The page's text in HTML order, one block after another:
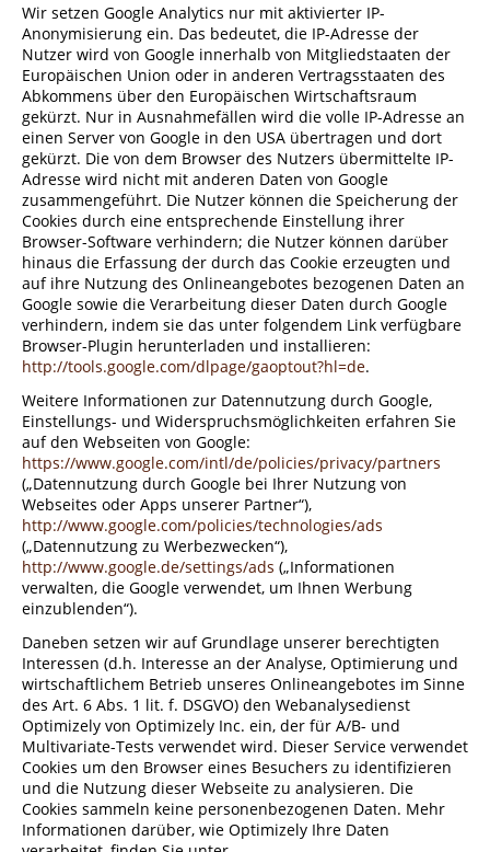
Wir setzen Google Analytics nur mit aktivierter IP-
Anonymisierung ein. Das bedeutet, die IP-Adresse der
Nutzer wird von Google innerhalb von Mitgliedstaaten der
Europäischen Union oder in anderen Vertragsstaaten des
Abkommens über den Europäischen Wirtschaftsraum
gekürzt. Nur in Ausnahmefällen wird die volle IP-Adresse an
einen Server von Google in den USA übertragen und dort
gekürzt. Die von dem Browser des Nutzers übermittelte IP-
Adresse wird nicht mit anderen Daten von Google
zusammengeführt. Die Nutzer können die Speicherung der
Cookies durch eine entsprechende Einstellung ihrer
Browser-Software verhindern; die Nutzer können darüber
hinaus die Erfassung der durch das Cookie erzeugten und
auf ihre Nutzung des Onlineangebotes bezogenen Daten an
Google sowie die Verarbeitung dieser Daten durch Google
verhindern, indem sie das unter folgendem Link verfügbare
Browser-Plugin herunterladen und installieren:
http://tools.google.com/dlpage/gaoptout?hl=de.
Weitere Informationen zur Datennutzung durch Google,
Einstellungs- und Widerspruchsmöglichkeiten erfahren Sie
auf den Webseiten von Google:
https://www.google.com/intl/de/policies/privacy/partners
(„Datennutzung durch Google bei Ihrer Nutzung von
Webseites oder Apps unserer Partner“),
http://www.google.com/policies/technologies/ads
(„Datennutzung zu Werbezwecken“),
http://www.google.de/settings/ads („Informationen
verwalten, die Google verwendet, um Ihnen Werbung
einzublenden“).
Daneben setzen wir auf Grundlage unserer berechtigten
Interessen (d.h. Interesse an der Analyse, Optimierung und
wirtschaftlichem Betrieb unseres Onlineangebotes im Sinne
des Art. 6 Abs. 1 lit. f. DSGVO) den Webanalysedienst
Optimizely von Optimizely Inc. ein, der für A/B- und
Multivariate-Tests verwendet wird. Dieser Service verwendet
Cookies um den Browser eines Besuchers zu identifizieren
und die Nutzung dieser Webseite zu analysieren. Die
Cookies sammeln keine personenbezogenen Daten. Mehr
Informationen darüber, wie Optimizely Ihre Daten